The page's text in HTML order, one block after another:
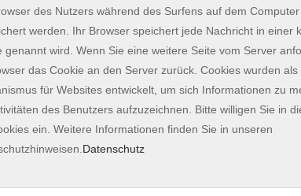
des Nutzers während des Surfens auf dem
werden. Ihr Browser speichert jede Nachricht in einer
genannt wird. Wenn Sie eine weitere Seite vom Server
das Cookie an den Server zurück. Cookies wurden
für Websites entwickelt, um sich Informationen zu
des Benutzers aufzuzeichnen. Bitte willigen Sie in
ein. Weitere Informationen finden Sie in unseren
Datenschutz